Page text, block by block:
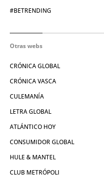
#BETRENDING
Otras webs
CRÓNICA GLOBAL
CRÓNICA VASCA
CULEMANÍA
LETRA GLOBAL
ATLÁNTICO HOY
CONSUMIDOR GLOBAL
HULE & MANTEL
CLUB METRÓPOLI